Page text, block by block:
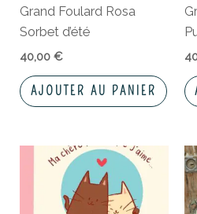
Grand Foulard Rosa
Sorbet d’été
40,00€
AJOUTER AU PANIER